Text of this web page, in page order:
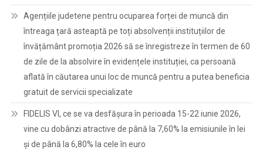
Agențiile judetene pentru ocuparea forței de muncă din
întreaga țară asteaptă pe toți absolvenții instituțiilor de
învățământ promoția 2026 să se înregistreze în termen de 60
de zile de la absolvire în evidențele instituției, ca persoană
aflată în căutarea unui loc de muncă pentru a putea beneficia
gratuit de servicii specializate
FIDELIS VI, ce se va desfășura în perioada 15-22 iunie 2026,
vine cu dobânzi atractive de până la 7,60% la emisiunile în lei
și de până la 6,80% la cele în euro